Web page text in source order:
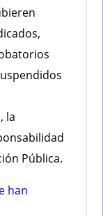
la
Pública.
han